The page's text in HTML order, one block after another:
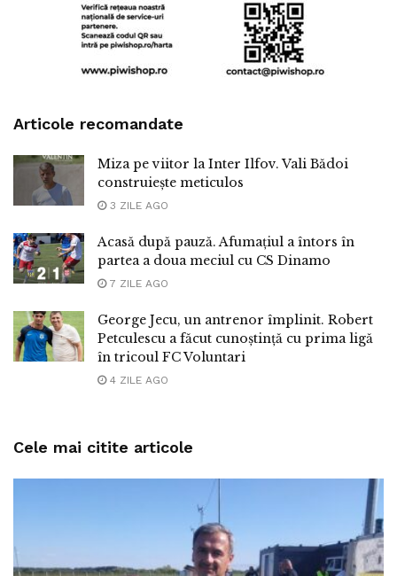
Articole recomandate
Miza pe viitor la Inter Ilfov. Vali Bădoi
construiește meticulos
3 ZILE AGO
Acasă după pauză. Afumațiul a întors în
partea a doua meciul cu CS Dinamo
7 ZILE AGO
George Jecu, un antrenor împlinit. Robert
Petculescu a făcut cunoștință cu prima ligă
în tricoul FC Voluntari
4 ZILE AGO
Cele mai citite articole